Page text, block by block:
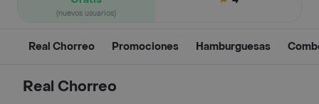
(nuevos usuarios)
Real Chorreo Promociones Hamburguesas
Real Chorreo